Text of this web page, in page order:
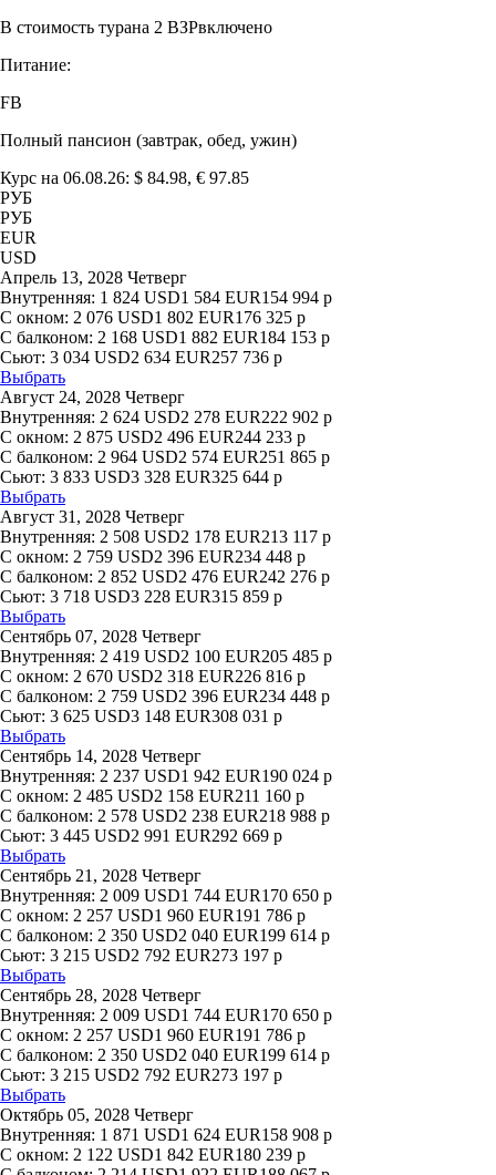
В стоимость турана 2 ВЗРвключено
Питание:
FB
Полный пансион (завтрак, обед, ужин)
Курс на 06.08.26: $ 84.98, € 97.85
РУБ
РУБ
EUR
USD
Апрель 13, 2028 Четверг
Внутренняя: 1 824 USD1 584 EUR154 994 р
С окном: 2 076 USD1 802 EUR176 325 р
С балконом: 2 168 USD1 882 EUR184 153 р
Сьют: 3 034 USD2 634 EUR257 736 р
Выбрать
Август 24, 2028 Четверг
Внутренняя: 2 624 USD2 278 EUR222 902 р
С окном: 2 875 USD2 496 EUR244 233 р
С балконом: 2 964 USD2 574 EUR251 865 р
Сьют: 3 833 USD3 328 EUR325 644 р
Выбрать
Август 31, 2028 Четверг
Внутренняя: 2 508 USD2 178 EUR213 117 р
С окном: 2 759 USD2 396 EUR234 448 р
С балконом: 2 852 USD2 476 EUR242 276 р
Сьют: 3 718 USD3 228 EUR315 859 р
Выбрать
Сентябрь 07, 2028 Четверг
Внутренняя: 2 419 USD2 100 EUR205 485 р
С окном: 2 670 USD2 318 EUR226 816 р
С балконом: 2 759 USD2 396 EUR234 448 р
Сьют: 3 625 USD3 148 EUR308 031 р
Выбрать
Сентябрь 14, 2028 Четверг
Внутренняя: 2 237 USD1 942 EUR190 024 р
С окном: 2 485 USD2 158 EUR211 160 р
С балконом: 2 578 USD2 238 EUR218 988 р
Сьют: 3 445 USD2 991 EUR292 669 р
Выбрать
Сентябрь 21, 2028 Четверг
Внутренняя: 2 009 USD1 744 EUR170 650 р
С окном: 2 257 USD1 960 EUR191 786 р
С балконом: 2 350 USD2 040 EUR199 614 р
Сьют: 3 215 USD2 792 EUR273 197 р
Выбрать
Сентябрь 28, 2028 Четверг
Внутренняя: 2 009 USD1 744 EUR170 650 р
С окном: 2 257 USD1 960 EUR191 786 р
С балконом: 2 350 USD2 040 EUR199 614 р
Сьют: 3 215 USD2 792 EUR273 197 р
Выбрать
Октябрь 05, 2028 Четверг
Внутренняя: 1 871 USD1 624 EUR158 908 р
С окном: 2 122 USD1 842 EUR180 239 р